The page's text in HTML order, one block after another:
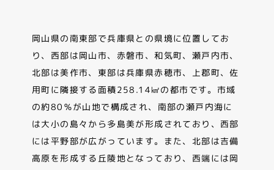
岡山県の南東部で兵庫県との県境に位置してお
り、西部は岡山市、赤磐市、和気町、瀬戸内市、
北部は美作市、東部は兵庫県赤穂市、上郡町、佐
用町に隣接する面積258.14㎢の都市です。市域
の約80％が山地で構成され、南部の瀬戸内海に
は大小の島々から多島美が形成されており、西部
には平野部が広がっています。また、北部は吉備
高原を形成する丘陵地となっており、西端には岡